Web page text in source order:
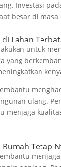
Investasi
besar di masa
Lahan
untuk
yang
ulang.
menjaga
Tetap